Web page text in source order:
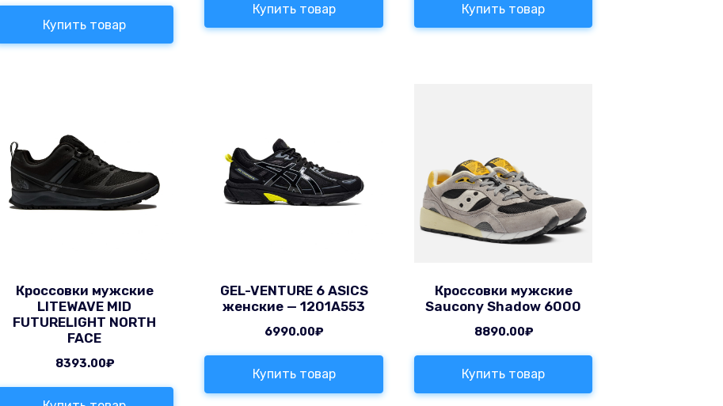
Купить товар
Купить товар Купить товар
Кроссовки мужские
LITEWAVE MID
FUTURELIGHT NORTH
FACE
8393.00₽
GEL-VENTURE 6 ASICS
женские — 1201A553
6990.00₽
Купить товар
Кроссовки мужские
Saucony Shadow 6000
8890.00₽
Купить товар